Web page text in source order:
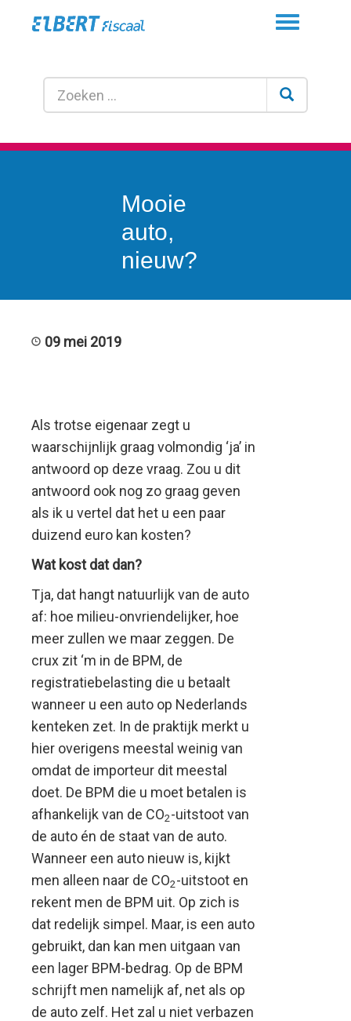
Toggle
Mooie
auto,
nieuw?
09 mei 2019
Als trotse eigenaar zegt u
waarschijnlijk graag volmondig ‘ja’ in
antwoord op deze vraag. Zou u dit
antwoord ook nog zo graag geven
als ik u vertel dat het u een paar
duizend euro kan kosten?
Wat kost dat dan?
Tja, dat hangt natuurlijk van de auto
af: hoe milieu-onvriendelijker, hoe
meer zullen we maar zeggen. De
crux zit ‘m in de BPM, de
registratiebelasting die u betaalt
wanneer u een auto op Nederlands
kenteken zet. In de praktijk merkt u
hier overigens meestal weinig van
omdat de importeur dit meestal
doet. De BPM die u moet betalen is
afhankelijk van de CO2-uitstoot van
de auto én de staat van de auto.
Wanneer een auto nieuw is, kijkt
men alleen naar de CO2-uitstoot en
rekent men de BPM uit. Op zich is
dat redelijk simpel. Maar, is een auto
gebruikt, dan kan men uitgaan van
een lager BPM-bedrag. Op de BPM
schrijft men namelijk af, net als op
de auto zelf. Het zal u niet verbazen